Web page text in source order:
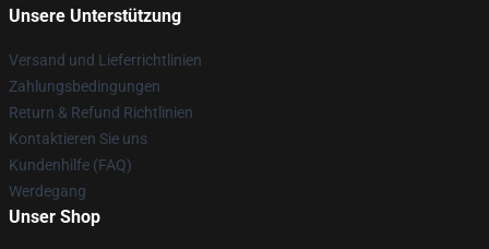
Unsere Unterstützung
Versand und Lieferrichtlinien
Zahlungsbedingungen
Return & Refund Richtlinien
Kontaktieren Sie uns
Kundenhilfe (FAQ)
Werdegang
Unser Shop